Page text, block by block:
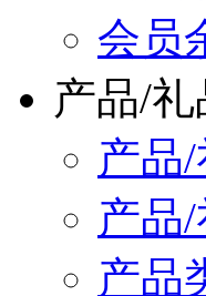
会员
产品/
产品
产品
产品